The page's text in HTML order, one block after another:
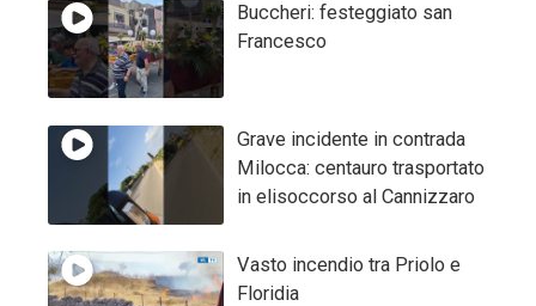
Buccheri: festeggiato san
Francesco
Grave incidente in contrada
Milocca: centauro trasportato
in elisoccorso al Cannizzaro
Vasto incendio tra Priolo e
Floridia